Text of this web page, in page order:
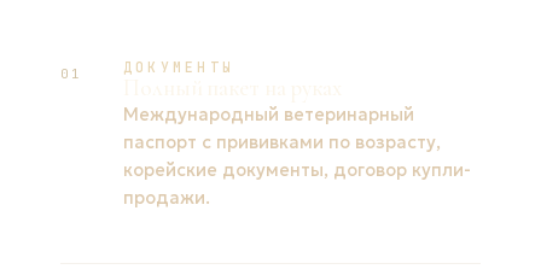
01 ДОКУМЕНТЫ
Международный ветеринарный
паспорт с прививками по возрасту,
корейские документы, договор купли-
продажи.